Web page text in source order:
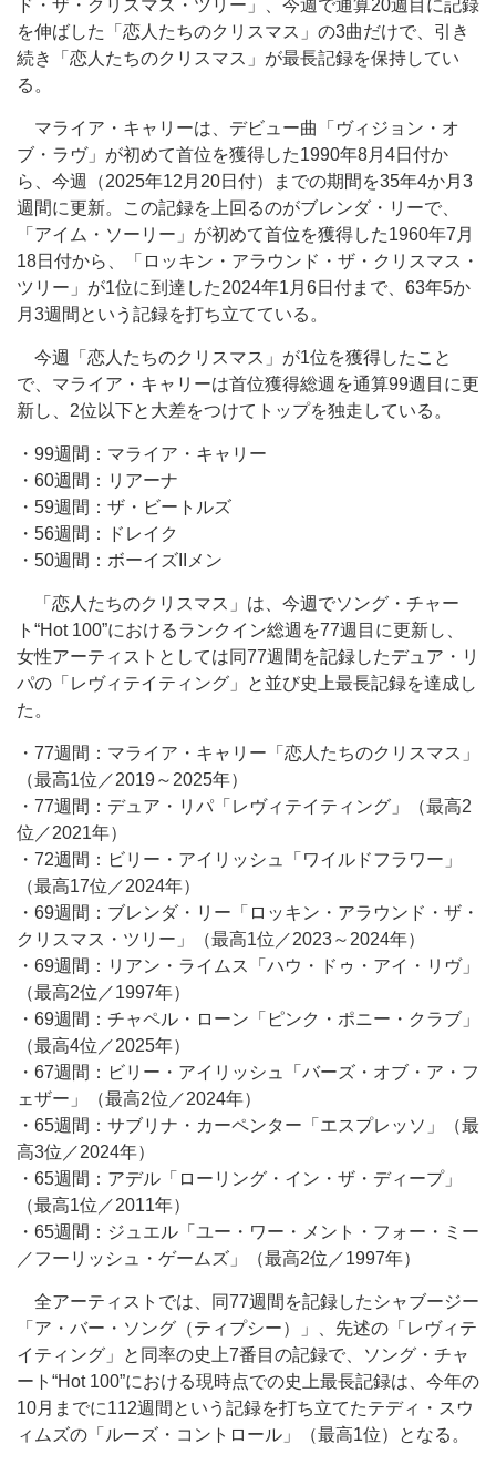
ド・ザ・クリスマス・ツリー」、今週で通算20週目に記録
を伸ばした「恋人たちのクリスマス」の3曲だけで、引き
続き「恋人たちのクリスマス」が最長記録を保持してい
る。
マライア・キャリーは、デビュー曲「ヴィジョン・オ
ブ・ラヴ」が初めて首位を獲得した1990年8月4日付か
ら、今週（2025年12月20日付）までの期間を35年4か月3
週間に更新。この記録を上回るのがブレンダ・リーで、
「アイム・ソーリー」が初めて首位を獲得した1960年7月
18日付から、「ロッキン・アラウンド・ザ・クリスマス・
ツリー」が1位に到達した2024年1月6日付まで、63年5か
月3週間という記録を打ち立てている。
今週「恋人たちのクリスマス」が1位を獲得したこと
で、マライア・キャリーは首位獲得総週を通算99週目に更
新し、2位以下と大差をつけてトップを独走している。
・99週間：マライア・キャリー
・60週間：リアーナ
・59週間：ザ・ビートルズ
・56週間：ドレイク
・50週間：ボーイズIIメン
「恋人たちのクリスマス」は、今週でソング・チャー
ト“Hot 100”におけるランクイン総週を77週目に更新し、
女性アーティストとしては同77週間を記録したデュア・リ
パの「レヴィテイティング」と並び史上最長記録を達成し
た。
・77週間：マライア・キャリー「恋人たちのクリスマス」
（最高1位／2019～2025年）
・77週間：デュア・リパ「レヴィテイティング」（最高2
位／2021年）
・72週間：ビリー・アイリッシュ「ワイルドフラワー」
（最高17位／2024年）
・69週間：ブレンダ・リー「ロッキン・アラウンド・ザ・
クリスマス・ツリー」（最高1位／2023～2024年）
・69週間：リアン・ライムス「ハウ・ドゥ・アイ・リヴ」
（最高2位／1997年）
・69週間：チャペル・ローン「ピンク・ポニー・クラブ」
（最高4位／2025年）
・67週間：ビリー・アイリッシュ「バーズ・オブ・ア・フ
ェザー」（最高2位／2024年）
・65週間：サブリナ・カーペンター「エスプレッソ」（最
高3位／2024年）
・65週間：アデル「ローリング・イン・ザ・ディープ」
（最高1位／2011年）
・65週間：ジュエル「ユー・ワー・メント・フォー・ミー
／フーリッシュ・ゲームズ」（最高2位／1997年）
全アーティストでは、同77週間を記録したシャブージー
「ア・バー・ソング（ティプシー）」、先述の「レヴィテ
イティング」と同率の史上7番目の記録で、ソング・チャ
ート“Hot 100”における現時点での史上最長記録は、今年の
10月までに112週間という記録を打ち立てたテディ・スウ
ィムズの「ルーズ・コントロール」（最高1位）となる。